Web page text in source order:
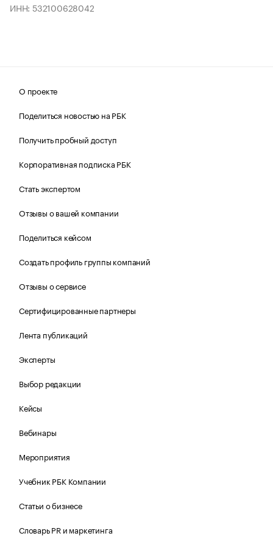
ИНН: 532100628042
О проекте
Поделиться новостью на РБК
Получить пробный доступ
Корпоративная подписка РБК
Стать экспертом
Отзывы о вашей компании
Поделиться кейсом
Создать профиль группы компаний
Отзывы о сервисе
Сертифицированные партнеры
Лента публикаций
Эксперты
Выбор редакции
Кейсы
Вебинары
Мероприятия
Учебник РБК Компании
Статьи о бизнесе
Словарь PR и маркетинга